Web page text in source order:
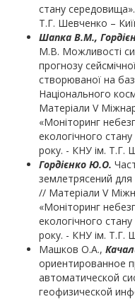
стану
Т.Г. Шевченко –
Шапка В.М., Гор
М.В. Можливості
прогнозу
створюваної на
Національного
Матеріали V
«Моніторинг
екологічного
року. - КНУ ім. Т.Г.
Гордієнко Ю.О.
землетрясений
// Матеріали V
«Моніторинг
екологічного
року. - КНУ ім. Т.Г.
Машков О.А.,
ориентированное
автоматической
геофизической